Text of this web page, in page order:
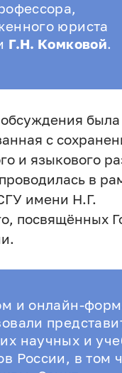
юриста
Г.Н. Комковой.
обсуждения
с
и языкового
в
имени Н.Г.
посвящённых
и онлайн-
научных и
России, в том